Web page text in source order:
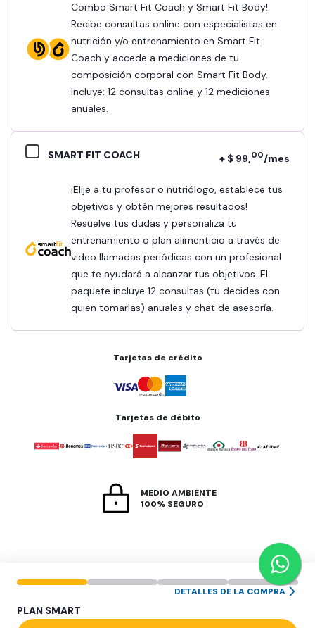
Combo Smart Fit Coach y Smart Fit Body!
Recibe consultas online con especialistas en
nutrición y/o entrenamiento en Smart Fit
Coach y accede a mediciones de tu
composición corporal con Smart Fit Body.
Incluye: 12 consultas online y 12 mediciones
anuales.
SMART FIT COACH + $ 99,00/mes
¡Elije a tu profesor o nutriólogo, establece tus
objetivos y obtén mejores resultados!
Resuelve tus dudas y personaliza tu
entrenamiento o plan alimenticio a través de
video llamadas periódicas con un profesional
que te ayudará a alcanzar tus objetivos. El
paquete incluye 12 consultas (tu decides con
quien tomarlas) anuales y chat de asesoría.
DETALLES DE LA COMPRA
PLAN SMART
Tarjetas de crédito
Tarjetas de débito
MEDIO AMBIENTE
100% SEGURO